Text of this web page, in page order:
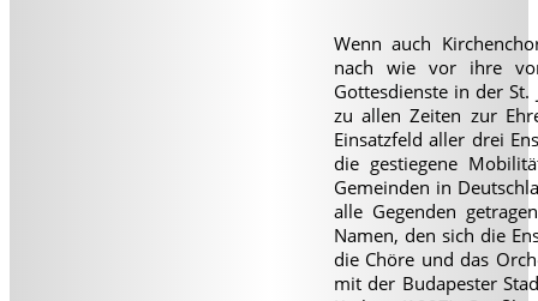
Wenn auch
nach wie vor ihre
Gottesdienste in der
zu allen Zeiten zur
Einsatzfeld aller drei
die gestiegene
Gemeinden in
alle Gegenden
Namen, den sich die
die Chöre und das
mit der Budapester